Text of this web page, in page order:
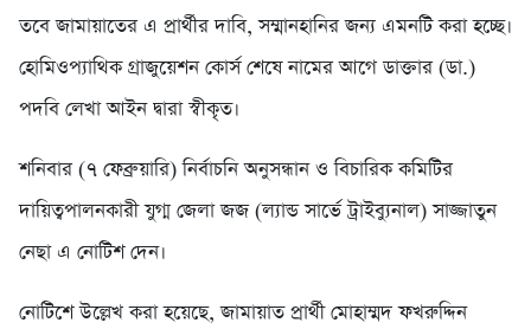
তবে জামায়াতের এ প্রার্থীর দাবি, সম্মানহানির জন্য এমনটি করা হচ্ছে।
হোমিওপ্যাথিক গ্রাজুয়েশন কোর্স শেষে নামের আগে ডাক্তার (ডা.)
পদবি লেখা আইন দ্বারা স্বীকৃত।
শনিবার (৭ ফেব্রুয়ারি) নির্বাচনি অনুসন্ধান ও বিচারিক কমিটির
দায়িত্বপালনকারী যুগ্ম জেলা জজ (ল্যান্ড সার্ভে ট্রাইব্যুনাল) সাজ্জাতুন
নেছা এ নোটিশ দেন।
নোটিশে উল্লেখ করা হয়েছে, জামায়াত প্রার্থী মোহাম্মদ ফখরুদ্দিন